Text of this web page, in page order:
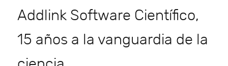
Addlink Software Científico,
15 años a la vanguardia de la